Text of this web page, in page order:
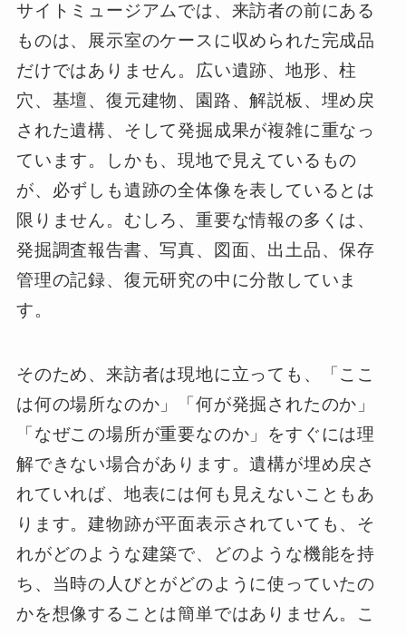
サイトミュージアムでは、来訪者の前にある
ものは、展示室のケースに収められた完成品
だけではありません。広い遺跡、地形、柱
穴、基壇、復元建物、園路、解説板、埋め戻
された遺構、そして発掘成果が複雑に重なっ
ています。しかも、現地で見えているもの
が、必ずしも遺跡の全体像を表しているとは
限りません。むしろ、重要な情報の多くは、
発掘調査報告書、写真、図面、出土品、保存
管理の記録、復元研究の中に分散していま
す。
そのため、来訪者は現地に立っても、「ここ
は何の場所なのか」「何が発掘されたのか」
「なぜこの場所が重要なのか」をすぐには理
解できない場合があります。遺構が埋め戻さ
れていれば、地表には何も見えないこともあ
ります。建物跡が平面表示されていても、そ
れがどのような建築で、どのような機能を持
ち、当時の人びとがどのように使っていたの
かを想像することは簡単ではありません。こ